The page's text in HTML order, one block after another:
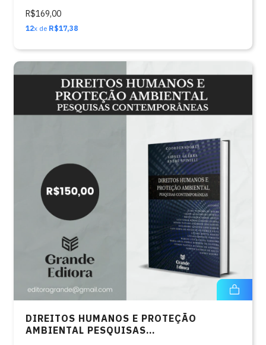
INTERNACIONAL DAS CATÁSTROFES
R$169,00
12x de R$17,38
DIREITOS HUMANOS E PROTEÇÃO
AMBIENTAL PESQUISAS